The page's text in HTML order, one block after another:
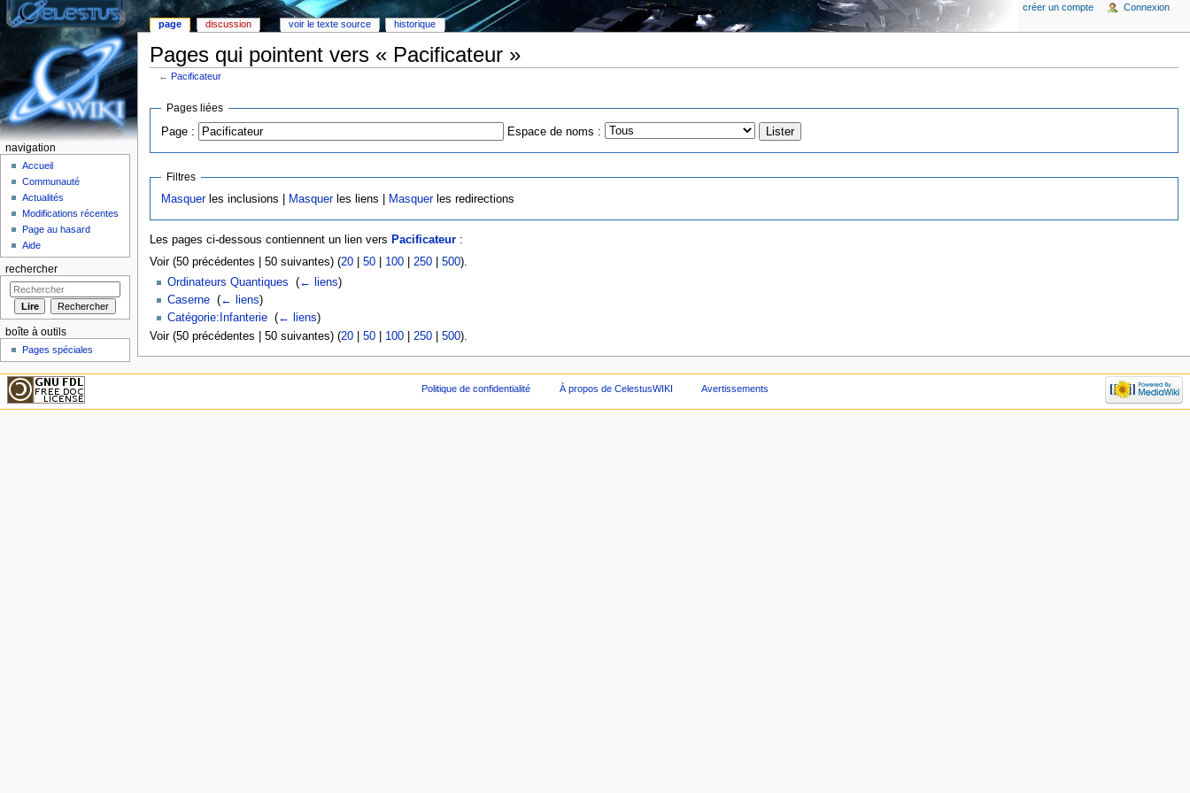
Pages qui pointent vers « Pacificateur »
←Pacificateur
Pages liées
Page :
Espace de noms :
Filtres
Masquerles inclusions | Masquerles liens | Masquerles redirections
Les pages ci-dessous contiennent un lien vers Pacificateur:
Voir (50 précédentes | 50 suivantes) (20| 50| 100| 250| 500).
Ordinateurs Quantiques
(← liens)
Caserne‎ (← liens)
Catégorie:Infanterie‎ (← liens)
Voir (50 précédentes | 50 suivantes) (20| 50| 100| 250| 500).
page discussion voir le texte source historique
créer un compte Connexion
navigation
Accueil
Communauté
Actualités
Modifications récentes
Page au hasard
Aide
rechercher
boîte à outils
Pages spéciales
Politique de confidentialité À propos de CelestusWIKI Avertissements